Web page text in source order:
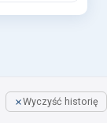
Wyczyść historię